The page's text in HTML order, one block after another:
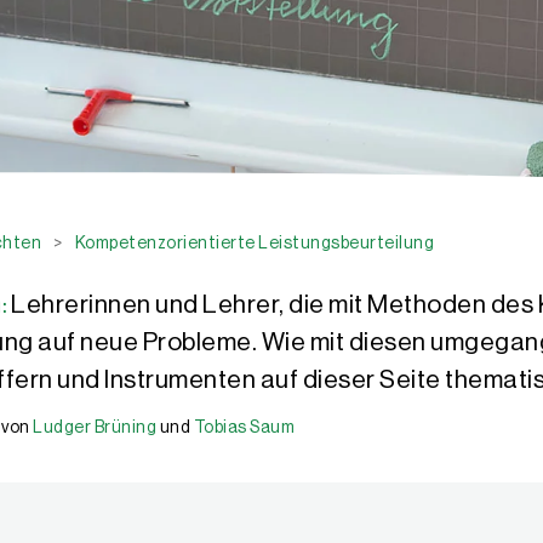
> Kompetenzorientierte Leistungsbeurteilung
Lehrerinnen und Lehrer, die mit Methoden
auf neue Probleme. Wie mit diesen
und Instrumenten auf dieser Seite
von Ludger Brüning und
Tobias Saum